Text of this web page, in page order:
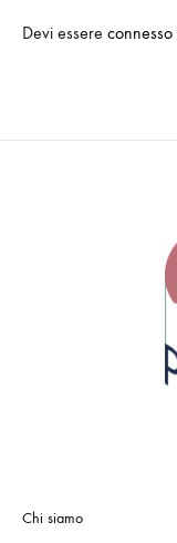
Devi essere connesso
Chi siamo